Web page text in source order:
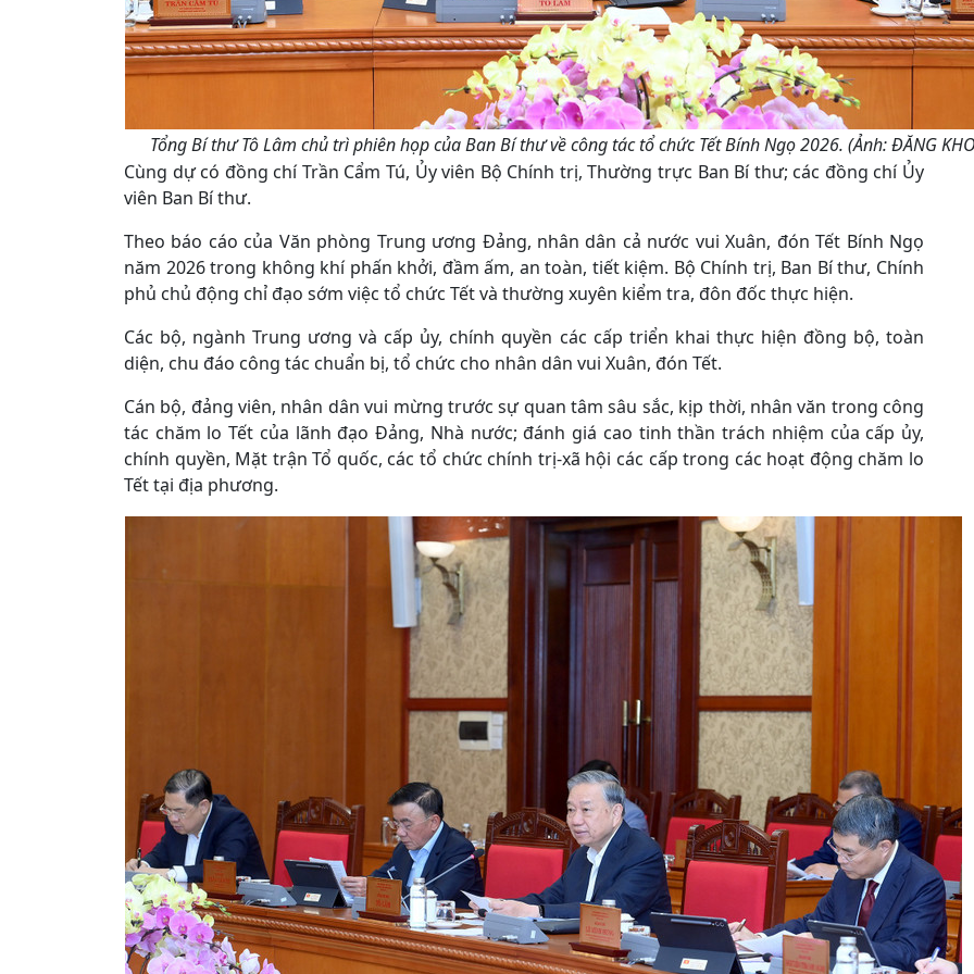
Tổng Bí thư Tô Lâm chủ trì phiên họp của Ban Bí thư về công tác tổ chức Tết Bính Ngọ 2026. (Ảnh: ĐĂNG
Cùng dự có đồng chí Trần Cẩm Tú, Ủy viên Bộ Chính trị, Thường trực Ban Bí thư; các đồng chí Ủy
viên Ban Bí thư.
Theo báo cáo của Văn phòng Trung ương Đảng, nhân dân cả nước vui Xuân, đón Tết Bính Ngọ
năm 2026 trong không khí phấn khởi, đầm ấm, an toàn, tiết kiệm. Bộ Chính trị, Ban Bí thư, Chính
phủ chủ động chỉ đạo sớm việc tổ chức Tết và thường xuyên kiểm tra, đôn đốc thực hiện.
Các bộ, ngành Trung ương và cấp ủy, chính quyền các cấp triển khai thực hiện đồng bộ, toàn
diện, chu đáo công tác chuẩn bị, tổ chức cho nhân dân vui Xuân, đón Tết.
Cán bộ, đảng viên, nhân dân vui mừng trước sự quan tâm sâu sắc, kịp thời, nhân văn trong công
tác chăm lo Tết của lãnh đạo Đảng, Nhà nước; đánh giá cao tinh thần trách nhiệm của cấp ủy,
chính quyền, Mặt trận Tổ quốc, các tổ chức chính trị-xã hội các cấp trong các hoạt động chăm lo
Tết tại địa phương.